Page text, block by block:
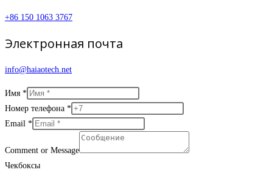
+86 150 1063 3767
Электронная почта
info@haiaotech.net
Имя *
Номер телефона *
Email *
Comment or Message
Чекбоксы